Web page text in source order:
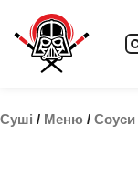
content
Суші / Меню / Соуси